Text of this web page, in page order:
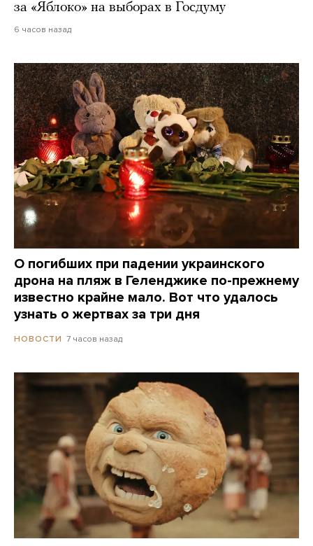
за «Яблоко» на выборах в Госдуму
6 часов назад
О погибших при падении украинского
дрона на пляж в Геленджике по-прежнему
известно крайне мало. Вот что удалось
узнать о жертвах за три дня
НОВОСТИ 7 часов назад